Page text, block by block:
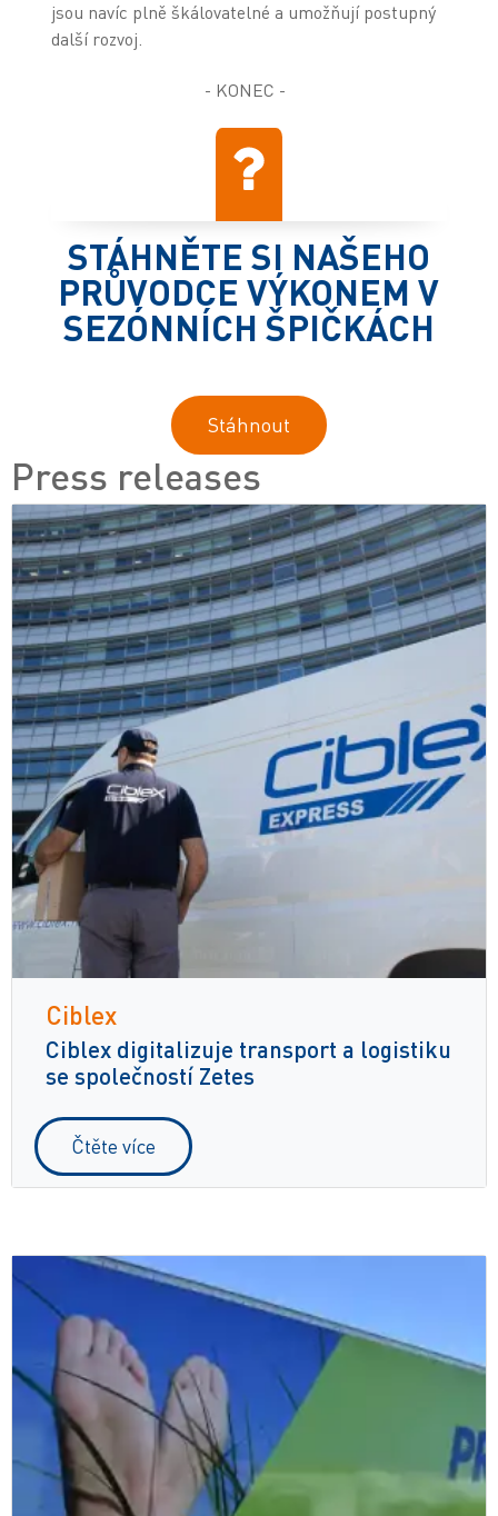
jsou navíc plně škálovatelné a umožňují postupný
další rozvoj.
- KONEC -
STÁHNĚTE SI NAŠEHO
PRŮVODCE VÝKONEM V
SEZÓNNÍCH ŠPIČKÁCH
Stáhnout
Press releases
Ciblex
Ciblex digitalizuje transport a logistiku
se společností Zetes
Čtěte více